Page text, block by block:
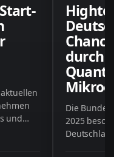
und
durch
Die
2025